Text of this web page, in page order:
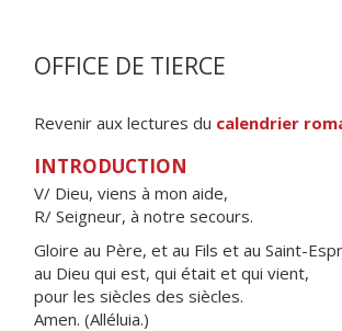
OFFICE DE TIERCE
Revenir aux lectures du calendrier
INTRODUCTION
V/ Dieu, viens à mon aide,
R/ Seigneur, à notre secours.
Gloire au Père, et au Fils et au Saint-
au Dieu qui est, qui était et qui vient,
pour les siècles des siècles.
Amen. (Alléluia.)